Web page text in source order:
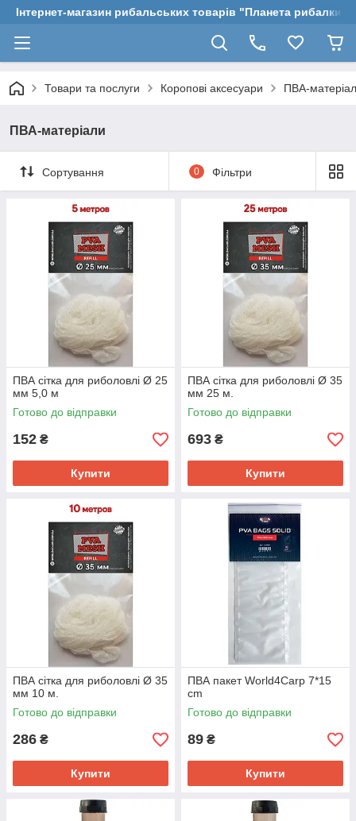
Інтернет-магазин рибальських товарів "Планета рибалки"
Товари та послуги Коропові аксесуари ПВА-
ПВА-матеріали
Сортування 0 Фільтри
ПВА сітка для риболовлі Ø 25
мм 5,0 м
Готово до відправки
152 ₴
Купити
ПВА сітка для риболовлі Ø 35
мм 25 м.
Готово до відправки
693 ₴
Купити
ПВА сітка для риболовлі Ø 35
мм 10 м.
Готово до відправки
286 ₴
Купити
ПВА пакет World4Carp 7*15
cm
Готово до відправки
89 ₴
Купити